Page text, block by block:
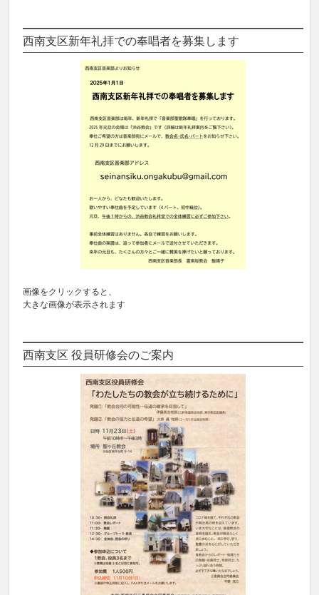
西南支区新年礼拝での奉唱者を募集します
画像をクリックすると、
大きな画像が表示されます
西南支区 役員研修会のご案内